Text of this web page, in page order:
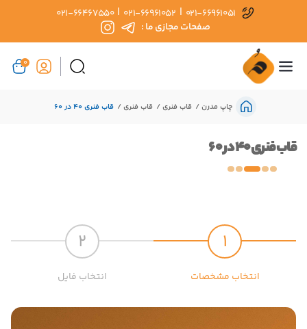
021-66961051
|
021-66961052
|
021-66467550
صفحات مجازی ما :
0
چاپ مدرن قاب فنری قاب فنری قاب فنری 40 در 60
قاب فنری 40 در 60
1
انتخاب مشخصات
2
انتخاب فایل